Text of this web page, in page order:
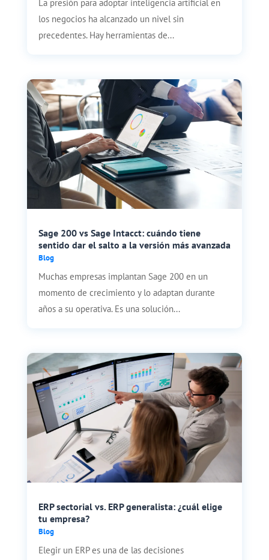
La presión para adoptar inteligencia artificial en
los negocios ha alcanzado un nivel sin
precedentes. Hay herramientas de...
Sage 200 vs Sage Intacct: cuándo tiene
sentido dar el salto a la versión más avanzada
Blog
Muchas empresas implantan Sage 200 en un
momento de crecimiento y lo adaptan durante
años a su operativa. Es una solución...
ERP sectorial vs. ERP generalista: ¿cuál elige
tu empresa?
Blog
Elegir un ERP es una de las decisiones